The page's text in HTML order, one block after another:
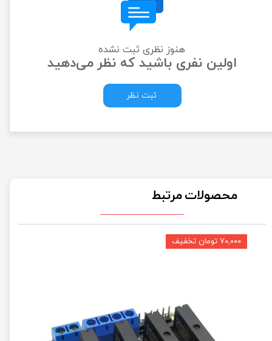
هنوز نظری ثبت نشده
اولین نفری باشید که نظر می‌دهید
ثبت نظر
محصولات مرتبط
۷۰,۰۰۰ تومان تخفیف